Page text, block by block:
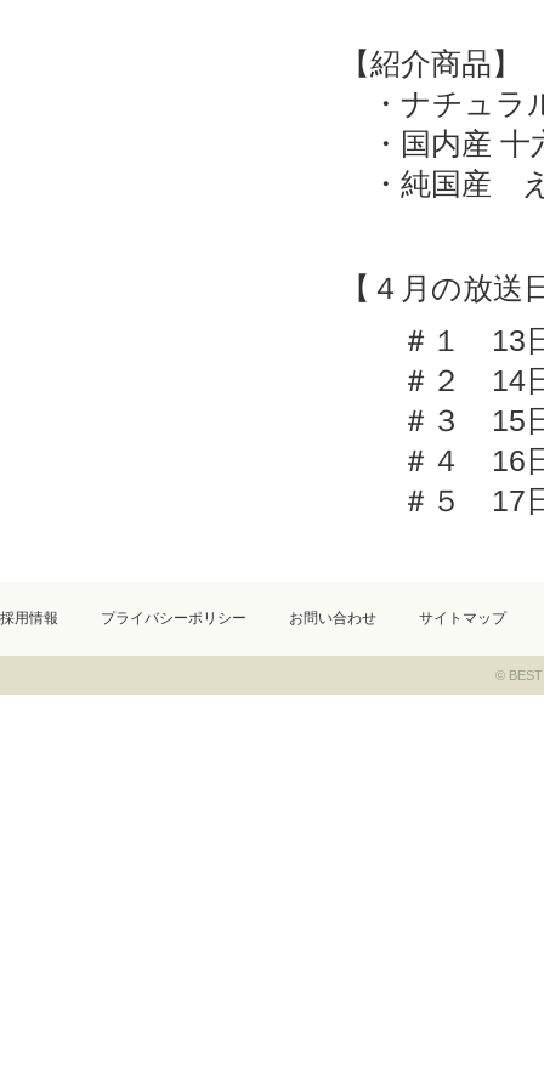
【紹介商品】
・ナチュラ
・国内産 十
・純国産
【４月の放送
＃１ 13日(
＃２ 14日(
＃３ 15日(
＃４ 16日(
＃５ 17日(
採用情報 プライバシーポリシー お問い合わせ サイトマップ
© BEST